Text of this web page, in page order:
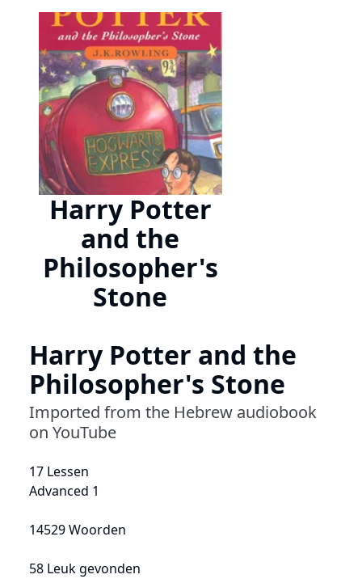
Harry Potter
and the
Philosopher's
Stone
Harry Potter and the
Philosopher's Stone
Imported from the Hebrew audiobook
on YouTube
17 Lessen
Advanced 1
14529 Woorden
58 Leuk gevonden